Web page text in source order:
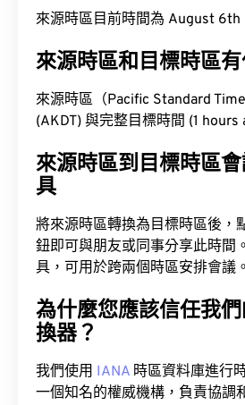
來源時區目前時間為 August
來源時區和目標時區
來源時區（Pacific Standard
(AKDT) 與完整目標時間 (1 hours
來源時區到目標時區
具
將來源時區轉換為目標時區後，
鈕即可與朋友或同事分享此時間
具，可用於跨兩個時區安排會議。
為什麼您應該信任我
換器？
我們使用 IANA 時區資料庫進行
一個知名的權威機構，負責協調